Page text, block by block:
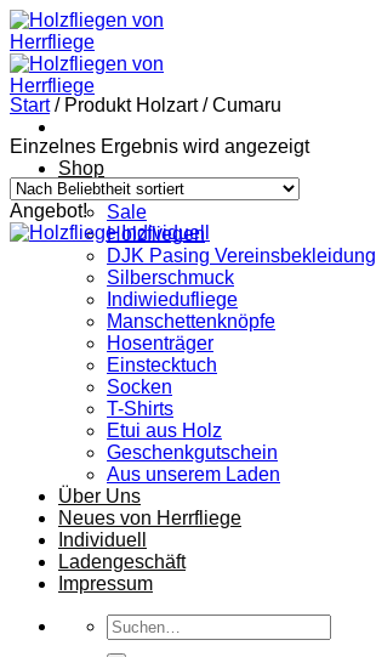
Zum
Inhalt
springen
Shop
Alle Produkte
Sale
Holzfliegen
DJK Pasing Vereinsbekleidung
Silberschmuck
Indiwiedufliege
Manschettenknöpfe
Hosenträger
Einstecktuch
Socken
T-Shirts
Etui aus Holz
Geschenkgutschein
Aus unserem Laden
Über Uns
Neues von Herrfliege
Individuell
Ladengeschäft
Impressum
Suchen
nach:
Start /Produkt Holzart/Cumaru
Einzelnes Ergebnis wird angezeigt
Angebot!